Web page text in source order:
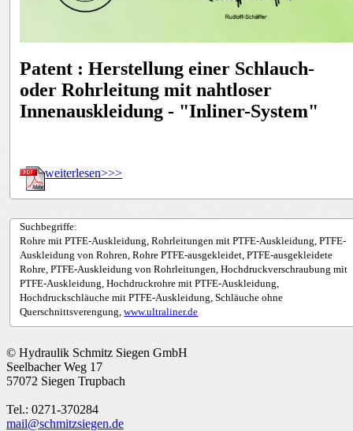
Patent : Herstellung einer Schlauch-
oder Rohrleitung mit nahtloser
Innenauskleidung - "Inliner-System"
weiterlesen>>>
Suchbegriffe:
Rohre mit PTFE-Auskleidung, Rohrleitungen mit PTFE-Auskleidung, PTFE-
Auskleidung von Rohren, Rohre PTFE-ausgekleidet, PTFE-ausgekleidete
Rohre, PTFE-Auskleidung von Rohrleitungen, Hochdruckverschraubung mit
PTFE-Auskleidung, Hochdruckrohre mit PTFE-Auskleidung,
Hochdruckschläuche mit PTFE-Auskleidung, Schläuche ohne
Querschnittsverengung,www.ultraliner.de
© Hydraulik Schmitz Siegen GmbH
Seelbacher Weg 17
57072 Siegen Trupbach
Tel.: 0271-370284
mail@schmitzsiegen.de